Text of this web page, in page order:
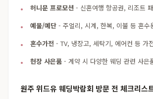
허니문 프로모션 - 신혼여행 항공권, 리조트
예물/예단 - 주얼리, 시계, 한복, 이불 등 혼수
혼수가전 - TV, 냉장고, 세탁기, 에어컨 등 가
현장 사은품 - 계약 시 다양한 웨딩 관련 사은
원주 위드유 웨딩박람회 방문 전 체크리스